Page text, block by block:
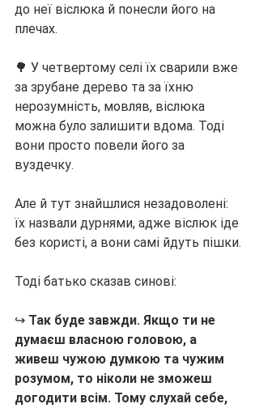
до неї віслюка й понесли його на
плечах.
🌳 У четвертому селі їх сварили вже
за зрубане дерево та за їхню
нерозумність, мовляв, віслюка
можна було залишити вдома. Тоді
вони просто повели його за
вуздечку.
Але й тут знайшлися незадоволені:
їх назвали дурнями, адже віслюк іде
без користі, а вони самі йдуть пішки.
Тоді батько сказав синові:
↪️ Так буде завжди. Якщо ти не
думаєш власною головою, а
живеш чужою думкою та чужим
розумом, то ніколи не зможеш
догодити всім. Тому слухай себе,